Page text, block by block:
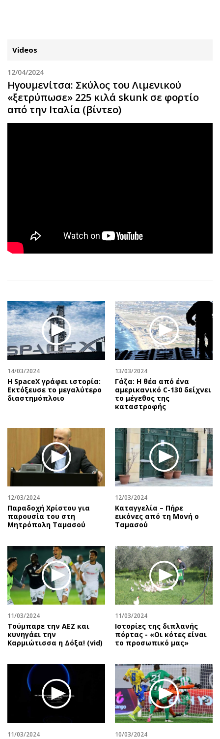
ΚΑΤΗΓΟΡΙΕΣ ΣΥΝΔΕΣΗ
Κύπρος
Παιδεία
Αθλητισμός
Κύπρος
Οικονομική
Οικονομία
Real Estate
Επιχειρήσεις
Αγορές
Money Review
AstroBank Properties
Trends
Ναυτιλία
Περιβάλλον
Ελλάδα
Κόσμος
Παράξενα
Πολιτισμός
Σινεμά
Θέατρο-Χορός
Μουσική
Εικαστικά
Βιβλίο
Χειρόγραφα
Απόψεις
Geek
Αφιερώματα
Πολιτική
Οικονομία
Γενικά
Αναδρομές
Πρόσωπα
Περιβάλλον
Good Life
Showbiz
Ταξίδια
Συνταγές
Έξοδος
Media
Εκπομπές
Wine routes
Podcasts
Uncut
Προσφορές
Προσωπικότητες στην ''Κ''
Επιστολές
Videos
12/04/2024
Ηγουμενίτσα: Σκύλος του Λιμενικού
«ξετρύπωσε» 225 κιλά skunk σε φορτίο
από την Ιταλία (βίντεο)
14/03/2024
Η SpaceX γράφει ιστορία:
Εκτόξευσε το μεγαλύτερο
διαστημόπλοιο
13/03/2024
Γάζα: Η θέα από ένα
αμερικανικό C-130 δείχνει
το μέγεθος της
καταστροφής
12/03/2024
Παραδοχή Χρίστου για
παρουσία του στη
Μητρόπολη Ταμασού
12/03/2024
Καταγγελία – Πήρε
εικόνες από τη Μονή ο
Ταμασού
11/03/2024
Τούμπαρε την ΑΕΖ και
κυνηγάει την
Καρμιώτισσα η Δόξα! (vid)
11/03/2024
Ιστορίες της διπλανής
πόρτας - «Οι κότες είναι
το προσωπικό μας»
11/03/2024 10/03/2024